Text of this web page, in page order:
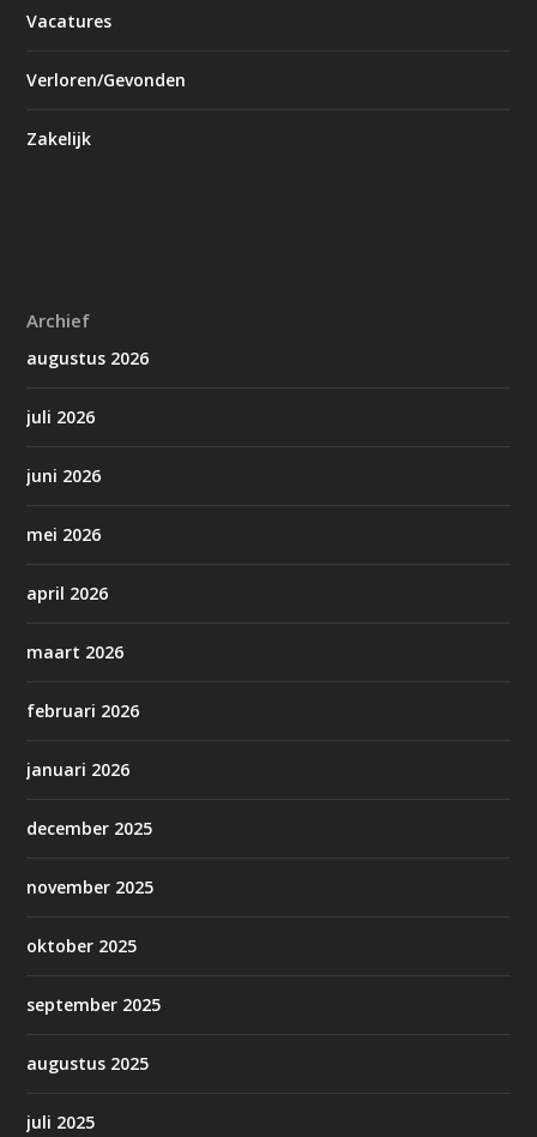
Vacatures
Verloren/Gevonden
Zakelijk
Archief
augustus 2026
juli 2026
juni 2026
mei 2026
april 2026
maart 2026
februari 2026
januari 2026
december 2025
november 2025
oktober 2025
september 2025
augustus 2025
juli 2025